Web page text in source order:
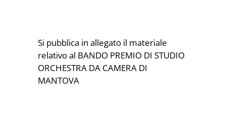
Si pubblica in allegato il materiale
relativo al BANDO PREMIO DI STUDIO
ORCHESTRA DA CAMERA DI
MANTOVA